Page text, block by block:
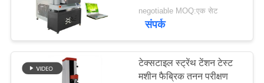
negotiable MOQ:एक सेट
संपर्क
टेक्सटाइल स्ट्रेंथ टेंशन टेस्ट
मशीन फैब्रिक तनन परीक्षण